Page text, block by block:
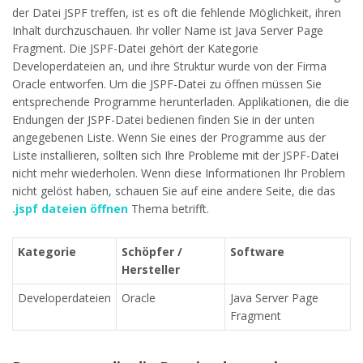
der Datei JSPF treffen, ist es oft die fehlende Möglichkeit, ihren
Inhalt durchzuschauen. Ihr voller Name ist Java Server Page
Fragment. Die JSPF-Datei gehört der Kategorie
Developerdateien an, und ihre Struktur wurde von der Firma
Oracle entworfen. Um die JSPF-Datei zu öffnen müssen Sie
entsprechende Programme herunterladen. Applikationen, die die
Endungen der JSPF-Datei bedienen finden Sie in der unten
angegebenen Liste. Wenn Sie eines der Programme aus der
Liste installieren, sollten sich Ihre Probleme mit der JSPF-Datei
nicht mehr wiederholen. Wenn diese Informationen Ihr Problem
nicht gelöst haben, schauen Sie auf eine andere Seite, die das
.jspf dateien öffnen Thema betrifft.
Kategorie
Schöpfer /
Hersteller
Software
Developerdateien Oracle
Java Server Page
Fragment